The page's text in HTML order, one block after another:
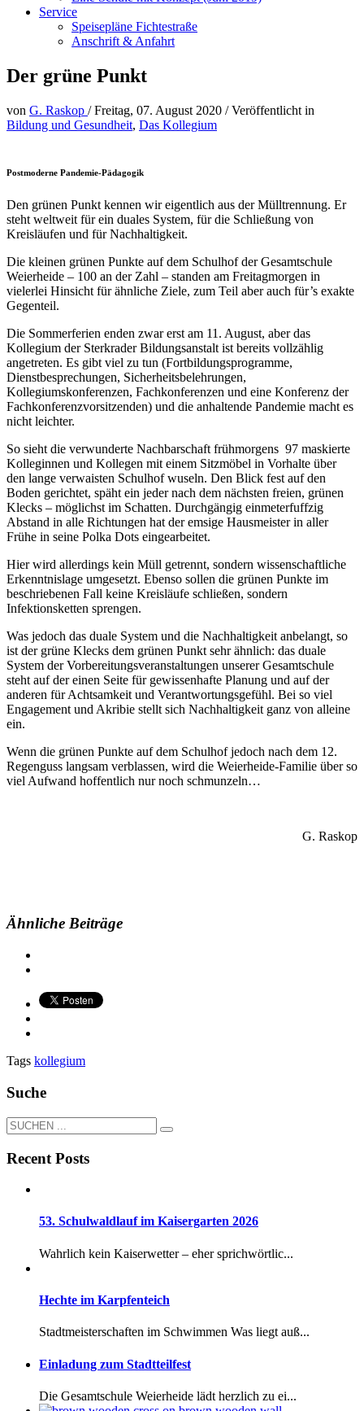
Service
Speisepläne Fichtestraße
Anschrift & Anfahrt
Der grüne Punkt
von G. Raskop /Freitag, 07. August 2020 /Veröffentlicht in
Bildung und Gesundheit, Das Kollegium
Postmoderne Pandemie-Pädagogik
Den grünen Punkt kennen wir eigentlich aus der Mülltrennung. Er
steht weltweit für ein duales System, für die Schließung von
Kreisläufen und für Nachhaltigkeit.
Die kleinen grünen Punkte auf dem Schulhof der Gesamtschule
Weierheide – 100 an der Zahl – standen am Freitagmorgen in
vielerlei Hinsicht für ähnliche Ziele, zum Teil aber auch für’s exakte
Gegenteil.
Die Sommerferien enden zwar erst am 11. August, aber das
Kollegium der Sterkrader Bildungsanstalt ist bereits vollzählig
angetreten. Es gibt viel zu tun (Fortbildungsprogramme,
Dienstbesprechungen, Sicherheitsbelehrungen,
Kollegiumskonferenzen, Fachkonferenzen und eine Konferenz der
Fachkonferenzvorsitzenden) und die anhaltende Pandemie macht es
nicht leichter.
So sieht die verwunderte Nachbarschaft frühmorgens 97 maskierte
Kolleginnen und Kollegen mit einem Sitzmöbel in Vorhalte über
den lange verwaisten Schulhof wuseln. Den Blick fest auf den
Boden gerichtet, späht ein jeder nach dem nächsten freien, grünen
Klecks – möglichst im Schatten. Durchgängig einmeterfuffzig
Abstand in alle Richtungen hat der emsige Hausmeister in aller
Frühe in seine Polka Dots eingearbeitet.
Hier wird allerdings kein Müll getrennt, sondern wissenschaftliche
Erkenntnislage umgesetzt. Ebenso sollen die grünen Punkte im
beschriebenen Fall keine Kreisläufe schließen, sondern
Infektionsketten sprengen.
Was jedoch das duale System und die Nachhaltigkeit anbelangt, so
ist der grüne Klecks dem grünen Punkt sehr ähnlich: das duale
System der Vorbereitungsveranstaltungen unserer Gesamtschule
steht auf der einen Seite für gewissenhafte Planung und auf der
anderen für Achtsamkeit und Verantwortungsgefühl. Bei so viel
Engagement und Akribie stellt sich Nachhaltigkeit ganz von alleine
ein.
Wenn die grünen Punkte auf dem Schulhof jedoch nach dem 12.
Regenguss langsam verblassen, wird die Weierheide-Familie über so
viel Aufwand hoffentlich nur noch schmunzeln…
G. Raskop
Ähnliche Beiträge
Tags kollegium
Suche
Recent Posts
53. Schulwaldlauf im Kaisergarten 2026
Wahrlich kein Kaiserwetter – eher sprichwörtlic...
Hechte im Karpfenteich
Stadtmeisterschaften im Schwimmen Was liegt auß...
Einladung zum Stadtteilfest
Die Gesamtschule Weierheide lädt herzlich zu ei...